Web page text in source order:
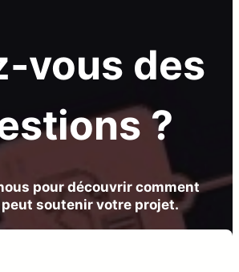
vous des
?
pour découvrir comment
peut soutenir votre projet.